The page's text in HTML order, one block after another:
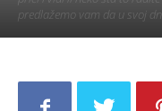
predlažemo vam da u svoj